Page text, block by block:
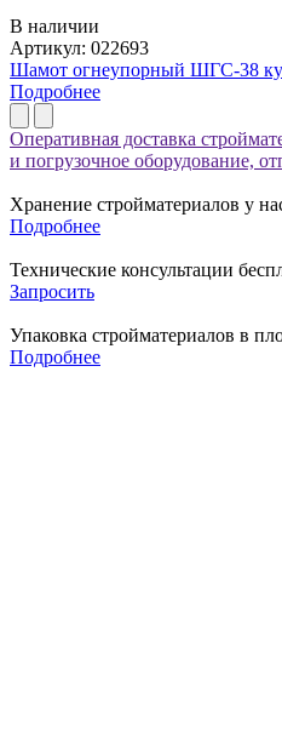
В наличии
Артикул: 022693
Шамот огнеупорный ШГС-38
Подробнее
Оперативная доставка
и погрузочное оборудование,
Хранение стройматериалов у
Подробнее
Технические консультации
Запросить
Упаковка стройматериалов в
Подробнее